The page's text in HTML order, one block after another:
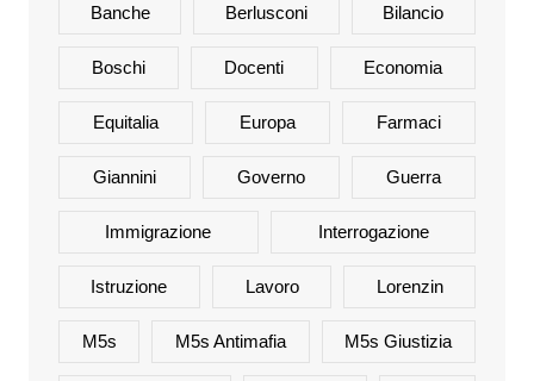
Banche Berlusconi Bilancio
Boschi Docenti Economia
Equitalia Europa Farmaci
Giannini Governo Guerra
Immigrazione Interrogazione
Istruzione Lavoro Lorenzin
M5s M5s Antimafia M5s Giustizia